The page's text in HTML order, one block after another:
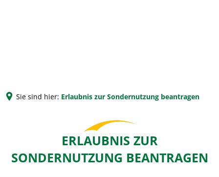
Sie sind hier: Erlaubnis zur Sondernutzung beantragen
ERLAUBNIS ZUR
SONDERNUTZUNG BEANTRAGEN